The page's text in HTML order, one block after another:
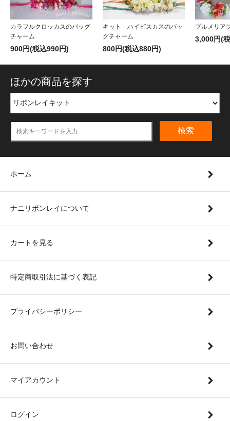
カラフルクロッカスのバッグ
チャーム
900円(税込990円)
キット ハイビスカスのバッ
グチャーム
800円(税込880円)
プルメリア
3,000円(
ほかの商品を探す
検索
ホーム
ナニリボンレイについて
カートを見る
特定商取引法に基づく表記
プライバシーポリシー
お問い合わせ
マイアカウント
ログイン